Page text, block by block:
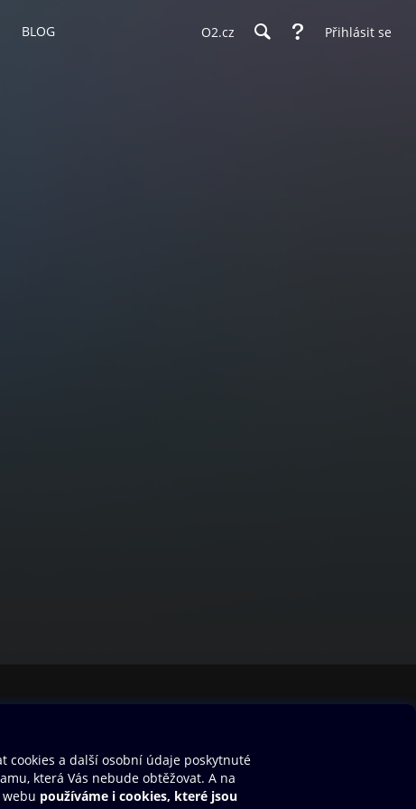
BLOG O2.cz Přihlásit se